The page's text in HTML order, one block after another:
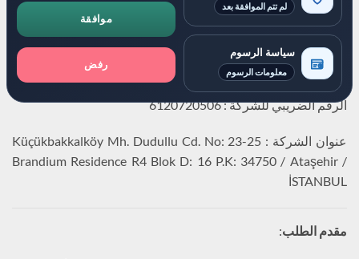
موافقة
رفض
لم تتم الموافقة بعد
سياسة الرسوم
معلومات الرسوم
تركيا ، والتي تدير موقع الويب
turkeyvisa.com.tr ومعالجة طلبات
الحصول على التأشيرة المقدمة عبر هذا الموقع.
مكتب الضرائب للشركة : Kozyatağı
الرقم الضريبي للشركة : 6120720506
عنوان الشركة : Küçükbakkalköy Mh. Dudullu Cd. No: 23-25
Brandium Residence R4 Blok D: 16 P.K: 34750 / Ataşehir /
İSTANBUL
مقدم الطلب: